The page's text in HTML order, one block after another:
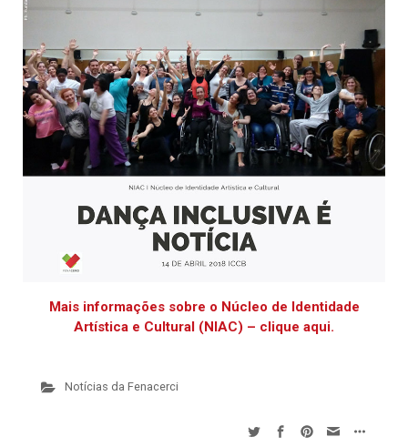
Mais informações sobre o Núcleo de Identidade
Artística e Cultural (NIAC) – clique aqui.
Notícias da Fenacerci